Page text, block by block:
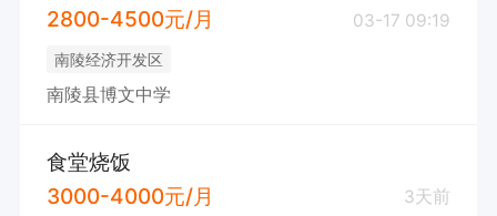
2800-4500元/月
03-17 09:19
南陵经济开发区
南陵县博文中学
食堂烧饭
3000-4000元/月
3天前